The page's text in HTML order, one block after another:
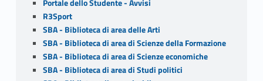
Portale dello Studente - Avvisi
R3Sport
SBA - Biblioteca di area delle Arti
SBA - Biblioteca di area di Scienze della Formazione
SBA - Biblioteca di area di Scienze economiche
SBA - Biblioteca di area di Studi politici